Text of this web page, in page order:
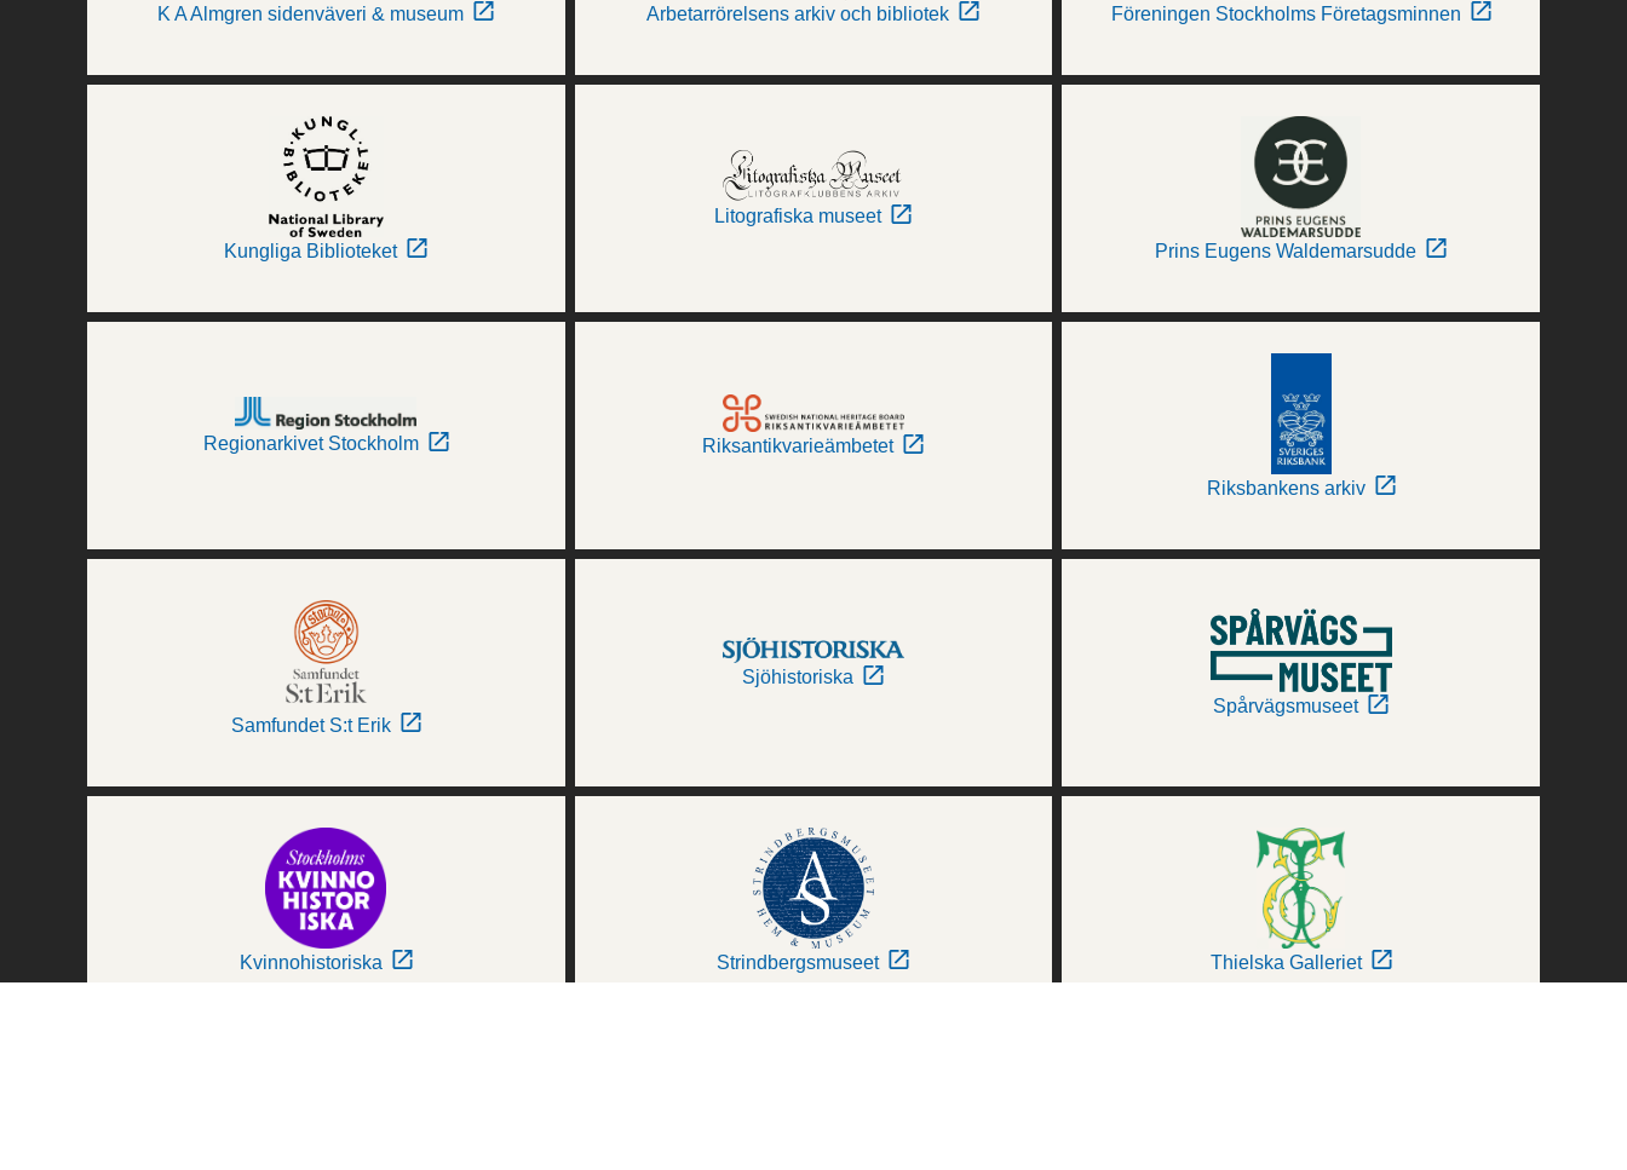
K A Almgren sidenväveri & museum Arbetarrörelsens arkiv och bibliotek Föreningen Stockholms Företagsminnen
Kungliga Biblioteket
Litografiska museet
Prins Eugens Waldemarsudde
Regionarkivet Stockholm Riksantikvarieämbetet
Riksbankens arkiv
Samfundet S:t Erik
Sjöhistoriska
Spårvägsmuseet
Kvinnohistoriska Strindbergsmuseet Thielska Galleriet